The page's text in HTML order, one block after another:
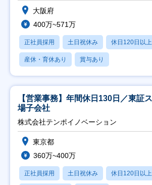
大阪府
400万~571万
正社員採用 土日祝休み 休日120日以上
産休・育休あり 賞与あり
【営業事務】年間休日130日／東証
場子会社
株式会社テンポイノベーション
東京都
360万~400万
正社員採用 土日祝休み 休日120日以上